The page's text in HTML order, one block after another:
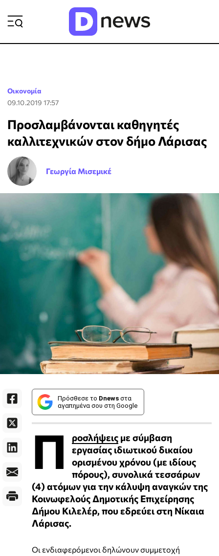
Οικονομία
09.10.2019 17:57
Προσλαμβάνονται καθηγητές
καλλιτεχνικών στον δήμο Λάρισας
Γεωργία Μισεμικέ
Πρόσθεσε το Dnews στα
αγαπημένα σου στη Google
Π ροσλήψεις με σύμβαση
εργασίας ιδιωτικού δικαίου
ορισμένου χρόνου (με ιδίους
πόρους), συνολικά τεσσάρων
(4) ατόμων για την κάλυψη αναγκών της
Κοινωφελούς Δημοτικής Επιχείρησης
Δήμου Κιλελέρ, που εδρεύει στη Νίκαια
Λάρισας.
Οι ενδιαφερόμενοι δηλώνουν συμμετοχή